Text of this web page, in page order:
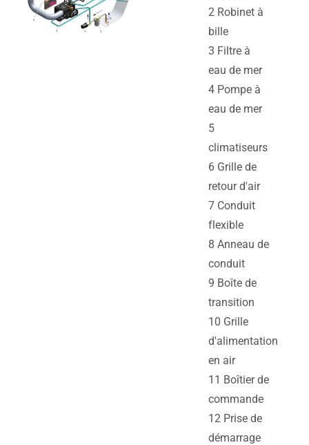
2 Robinet à
bille
3 Filtre à
eau de mer
4 Pompe à
eau de mer
5
climatiseurs
6 Grille de
retour d'air
7 Conduit
flexible
8 Anneau de
conduit
9 Boîte de
transition
10 Grille
d'alimentation
en air
11 Boîtier de
commande
12 Prise de
démarrage